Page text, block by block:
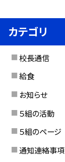
カテゴリ
校長通信
給食
お知らせ
５組の活動
５組のページ
通知連絡事項